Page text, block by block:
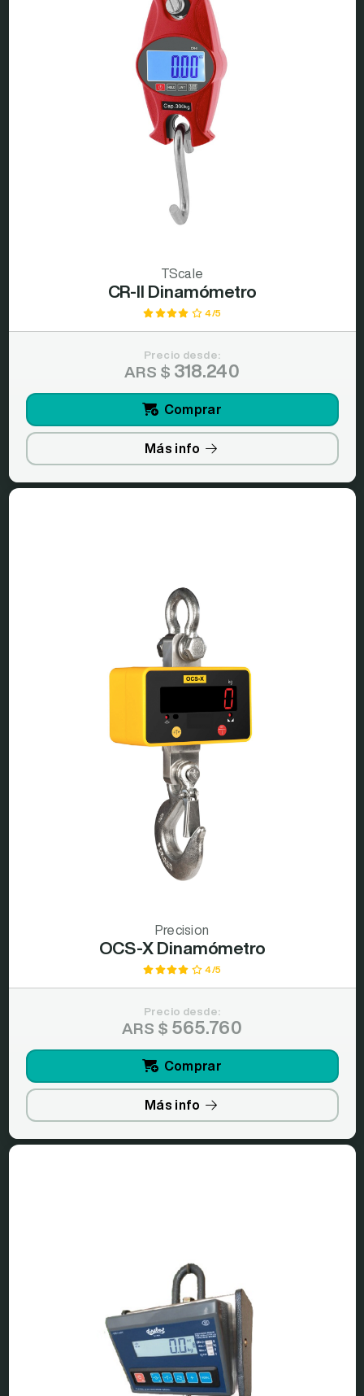
TScale
CR-II Dinamómetro
4/5
Precio desde:
ARS $ 318.240
Comprar
Más info
Precision
OCS-X Dinamómetro
4/5
Precio desde:
ARS $ 565.760
Comprar
Más info